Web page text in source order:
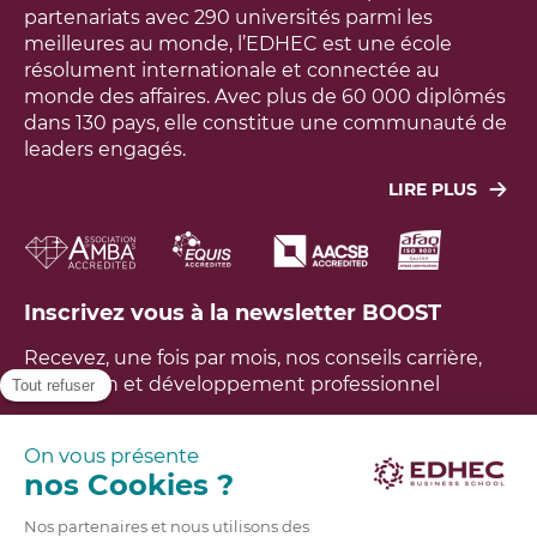
partenariats avec 290 universités parmi les
meilleures au monde, l’EDHEC est une école
résolument internationale et connectée au
monde des affaires. Avec plus de 60 000 diplômés
dans 130 pays, elle constitue une communauté de
leaders engagés.
LIRE PLUS
aux grands défis économiques, sociaux,
technologiques et environnementaux du monde.
une recherche utile à la société, aux entreprises et
aux étudiants. L’EDHEC est ainsi aujourd’hui tout à
la fois un lieu d’excellence, d’innovation,
d’expérience et de diversité, propre à impacter les
bouleversement. Avoir un impact positif sur le
monde est notre raison d’être.
En savoir plus
Inscrivez vous à la newsletter BOOST
Recevez, une fois par mois, nos conseils carrière,
formation et développement professionnel